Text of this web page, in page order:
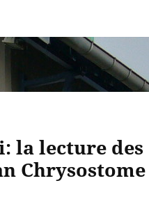
la lecture des
Chrysostome